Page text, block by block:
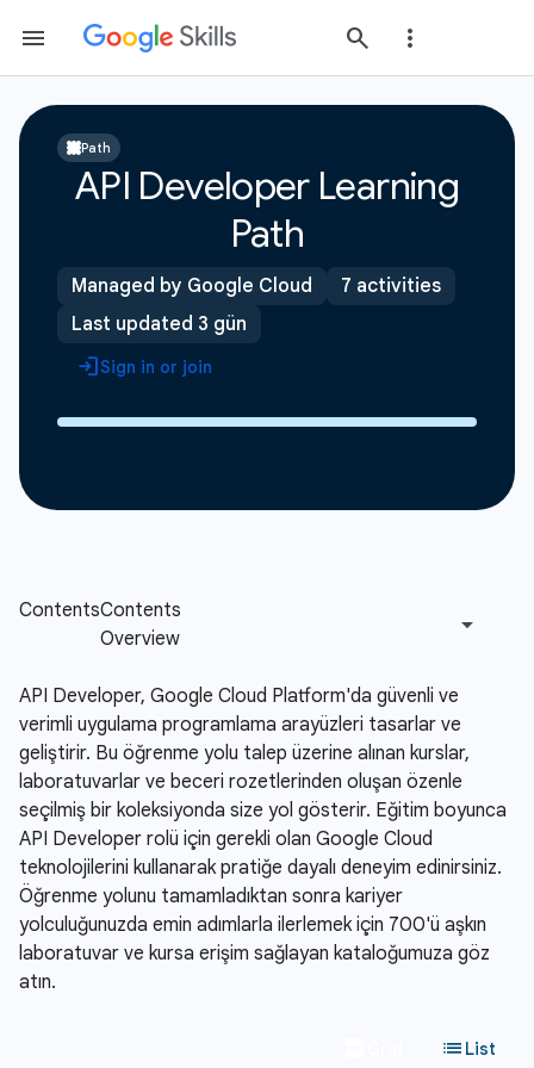
Path
API Developer Learning
Path
Managed by Google Cloud
7 activities
Last updated 3 gün
Sign in or join
API Developer, Google Cloud Platform'da güvenli ve
verimli uygulama programlama arayüzleri tasarlar ve
geliştirir. Bu öğrenme yolu talep üzerine alınan kurslar,
laboratuvarlar ve beceri rozetlerinden oluşan özenle
seçilmiş bir koleksiyonda size yol gösterir. Eğitim boyunca
API Developer rolü için gerekli olan Google Cloud
teknolojilerini kullanarak pratiğe dayalı deneyim edinirsiniz.
Öğrenme yolunu tamamladıktan sonra kariyer
yolculuğunuzda emin adımlarla ilerlemek için 700'ü aşkın
laboratuvar ve kursa erişim sağlayan kataloğumuza göz
atın.